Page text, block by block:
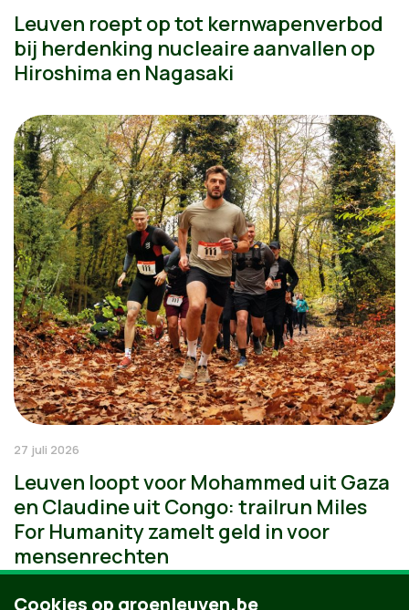
Leuven roept op tot kernwapenverbod
bij herdenking nucleaire aanvallen op
Hiroshima en Nagasaki
27 juli 2026
Leuven loopt voor Mohammed uit Gaza
en Claudine uit Congo: trailrun Miles
For Humanity zamelt geld in voor
mensenrechten
Cookies op groenleuven.be